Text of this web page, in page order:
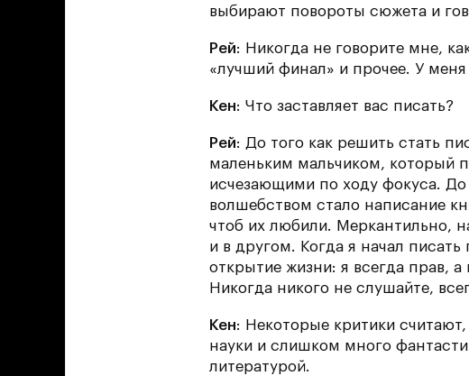
выбирают повороты сюжета и
Рей: Никогда не говорите мне,
«лучший финал» и прочее. У
Кен: Что заставляет вас писать?
Рей: До того как решить стать
маленьким мальчиком, который
исчезающими по ходу фокуса.
волшебством стало написание
чтоб их любили. Меркантильно,
и в другом. Когда я начал
открытие жизни: я всегда прав,
Никогда никого не слушайте,
Кен: Некоторые критики
науки и слишком много
литературой.